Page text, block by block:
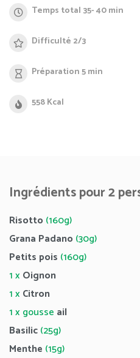
Temps total 35- 40 min
Difficulté 2/3
Préparation 5 min
558 Kcal
Ingrédients pour 2
Risotto (160g)
Grana Padano (30g)
Petits pois (160g)
1 xOignon
1 xCitron
1 x gousse ail
Basilic(25g)
Menthe (15g)